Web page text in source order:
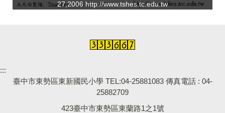
27,2006 http://www.tshes.tc.edu.tw
:::
臺中市東勢區東新國民小學 TEL:04-25881083 傳真電話 : 04-
25882709
423臺中市東勢區東蘭路1之1號